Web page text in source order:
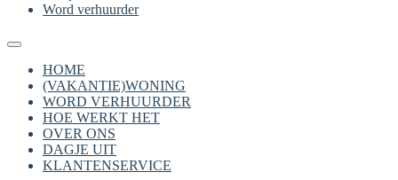
Word verhuurder
HOME
(VAKANTIE)WONING
WORD VERHUURDER
HOE WERKT HET
OVER ONS
DAGJE UIT
KLANTENSERVICE